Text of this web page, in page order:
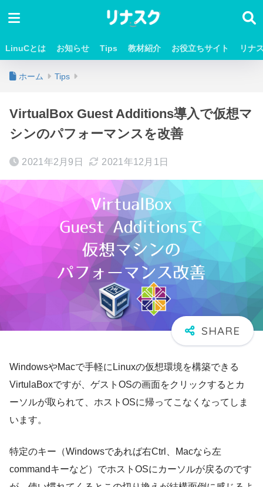
LinuCとは お知らせ Tips 教材紹介 お役立ちサイト リナ
ホーム Tips
VirtualBox Guest Additions導入で仮想マ
シンのパフォーマンスを改善
2021年2月9日 2021年12月1日
WindowsやMacで手軽にLinuxの仮想環境を構築できる
VirtulaBoxですが、ゲストOSの画面をクリックするとカ
ーソルが取られて、ホストOSに帰ってこなくなってしま
います。
特定のキー（Windowsであれば右Ctrl、Macなら左
commandキーなど）でホストOSにカーソルが戻るのです